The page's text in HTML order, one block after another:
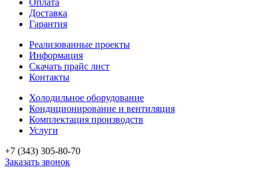
Доставка
Гарантия
Реализованные проекты
Информация
Скачать прайс лист
Контакты
Холодильное оборудование
Кондиционирование и вентиляция
Комплектация производств
Услуги
+7 (343) 305-80-70
Заказать звонок